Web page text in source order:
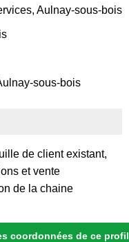
Aulnay-sous-bois
sous-bois
de client existant,
et vente
de la chaine
coordonnées de ce profil